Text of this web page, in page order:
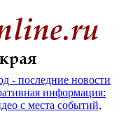
- последние новости
информация:
с места событий,